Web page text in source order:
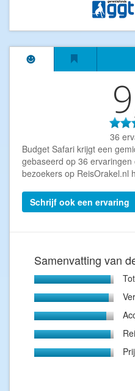
36
Budget Safari krijgt een
gebaseerd op 36 ervaringen
bezoekers op ReisOrakel.nl
Schrijf ook een ervaring
Samenvatting van